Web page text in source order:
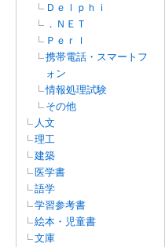
Ｄｅｌｐｈｉ
．ＮＥＴ
Ｐｅｒｌ
携帯電話・スマートフ
ォン
情報処理試験
その他
人文
理工
建築
医学書
語学
学習参考書
絵本・児童書
文庫